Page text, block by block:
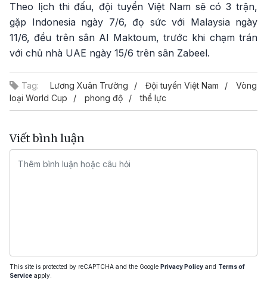
Theo lịch thi đấu, đội tuyển Việt Nam sẽ có 3 trận,
gặp Indonesia ngày 7/6, đọ sức với Malaysia ngày
11/6, đều trên sân Al Maktoum, trước khi chạm trán
với chủ nhà UAE ngày 15/6 trên sân Zabeel.
Tag: Lương Xuân Trường Đội tuyển Việt Nam
Vòng
loại World Cup
phong độ thể lực
Viết bình luận
This site is protected by reCAPTCHA and the Google Privacy Policy and Terms of
Service apply.